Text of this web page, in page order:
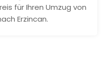
für Ihren Umzug von
Erzincan.